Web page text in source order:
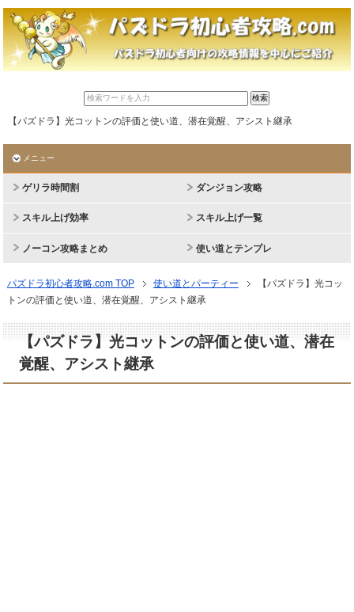
【パズドラ】光コットンの評価と使い道、潜在覚醒、アシスト継承
メニュー
ゲリラ時間割 ダンジョン攻略
スキル上げ効率 スキル上げ一覧
ノーコン攻略まとめ 使い道とテンプレ
パズドラ初心者攻略.com TOP 使い道とパーティー
【パズドラ】光コッ
トンの評価と使い道、潜在覚醒、アシスト継承
【パズドラ】光コットンの評価と使い道、潜在
覚醒、アシスト継承